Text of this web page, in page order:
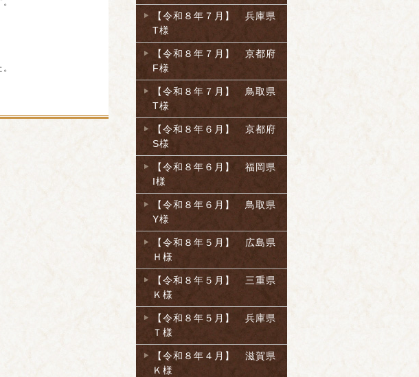
【令和８年７月】 兵庫県
T様
【令和８年７月】 京都府
F様
【令和８年７月】 鳥取県
T様
【令和８年６月】 京都府
S様
【令和８年６月】 福岡県
I様
【令和８年６月】 鳥取県
Y様
【令和８年５月】 広島県
Ｈ様
【令和８年５月】 三重県
Ｋ様
【令和８年５月】 兵庫県
Ｔ様
【令和８年４月】 滋賀県
Ｋ様